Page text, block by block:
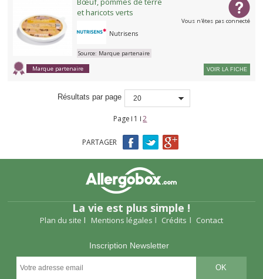
Résultats par page 20
et haricots verts
Nutrisens
Marque partenaire
Source: Marque partenaire
Vous n'êtes pas connecté
VOIR LA FICHE
Page 1 2
PARTAGER
La vie est plus simple !
Plan du site Mentions légales Crédits Contact
Inscription Newsletter